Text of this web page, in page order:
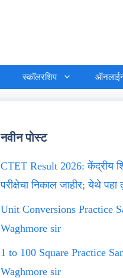
स्कॉलरशिप
नवीन पोस्ट
CTET Result 2026: केंद्रीय
परीक्षेचा निकाल जाहीर; येथे पहा
Unit Conversions Practice
Waghmore sir
1 to 100 Square Practice
Waghmore sir